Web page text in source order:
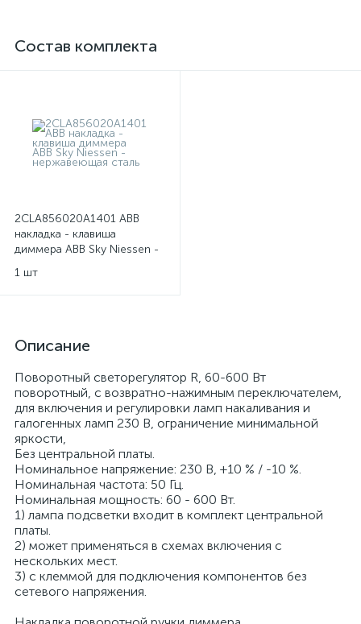
Состав комплекта
2CLA856020A1401 ABB
накладка - клавиша
диммера ABB Sky Niessen -
1 шт
Описание
Поворотный светорегулятор R, 60-600 Вт
поворотный, с возвратно-нажимным переключателем,
для включения и регулировки ламп накаливания и
галогенных ламп 230 В, ограничение минимальной
яркости,
Без центральной платы.
Номинальное напряжение: 230 В, +10 % / -10 %.
Номинальная частота: 50 Гц.
Номинальная мощность: 60 - 600 Вт.
1) лампа подсветки входит в комплект центральной
платы.
2) может применяться в схемах включения с
нескольких мест.
3) с клеммой для подключения компонентов без
сетевого напряжения.